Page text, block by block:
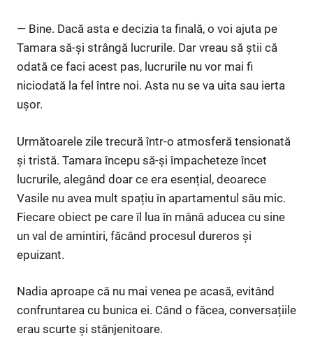
— Bine. Dacă asta e decizia ta finală, o voi ajuta pe
Tamara să-și strângă lucrurile. Dar vreau să știi că
odată ce faci acest pas, lucrurile nu vor mai fi
niciodată la fel între noi. Asta nu se va uita sau ierta
ușor.
Următoarele zile trecură într-o atmosferă tensionată
și tristă. Tamara începu să-și împacheteze încet
lucrurile, alegând doar ce era esențial, deoarece
Vasile nu avea mult spațiu în apartamentul său mic.
Fiecare obiect pe care îl lua în mână aducea cu sine
un val de amintiri, făcând procesul dureros și
epuizant.
Nadia aproape că nu mai venea pe acasă, evitând
confruntarea cu bunica ei. Când o făcea, conversațiile
erau scurte și stânjenitoare.